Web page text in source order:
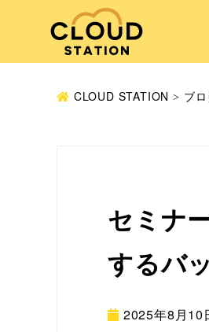
CLOUD STATION ブ
セミナ
するバ
2025年8月10